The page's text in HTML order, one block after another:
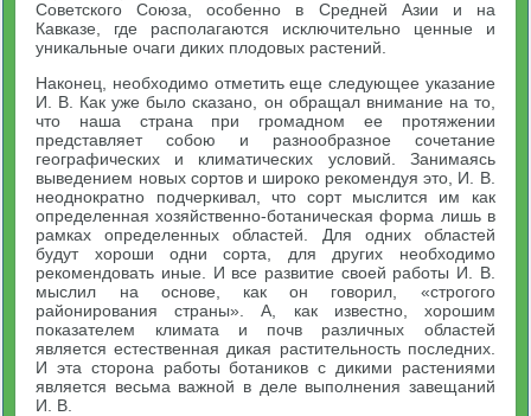
Советского Союза, особенно в Средней Азии и на
Кавказе, где располагаются исключительно ценные и
уникальные очаги диких плодовых растений.
Наконец, необходимо отметить еще следующее указание
И. В. Как уже было сказано, он обращал внимание на то,
что наша страна при громадном ее протяжении
представляет собою и разнообразное сочетание
географических и климатических условий. Занимаясь
выведением новых сортов и широко рекомендуя это, И. В.
неоднократно подчеркивал, что сорт мыслится им как
определенная хозяйственно-ботаническая форма лишь в
рамках определенных областей. Для одних областей
будут хороши одни сорта, для других необходимо
рекомендовать иные. И все развитие своей работы И. В.
мыслил на основе, как он говорил, «строгого
районирования страны». А, как известно, хорошим
показателем климата и почв различных областей
является естественная дикая растительность последних.
И эта сторона работы ботаников с дикими растениями
является весьма важной в деле выполнения завещаний
И. В.